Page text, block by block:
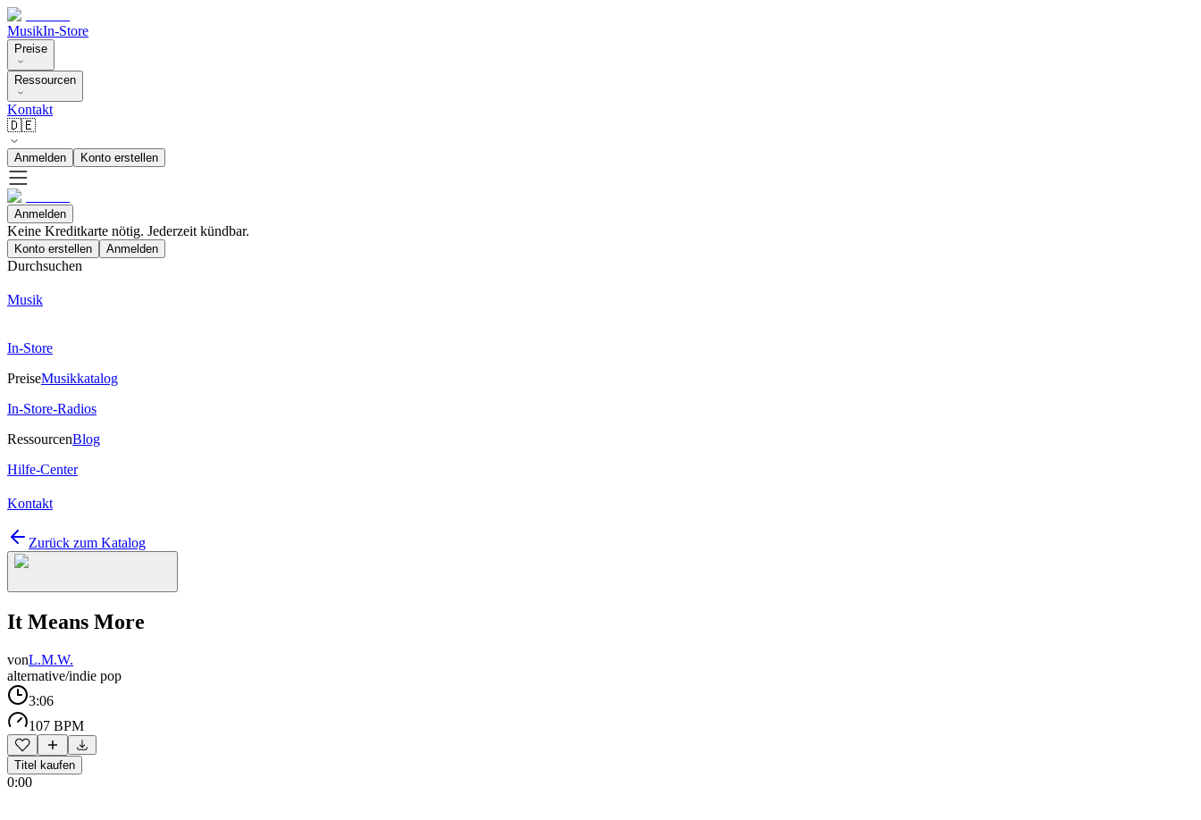
MusikIn-Store
Preise
Ressourcen
Kontakt
🇩🇪
Anmelden Konto erstellen
Anmelden
Keine Kreditkarte nötig. Jederzeit kündbar.
Konto erstellen Anmelden
Durchsuchen
Musik
In-Store
PreiseMusikkatalog
In-Store-Radios
RessourcenBlog
Hilfe-Center
Kontakt
Zurück zum Katalog
It Means More
vonL.M.W.
alternative/indie pop
3:06
107 BPM
Titel kaufen
0:00